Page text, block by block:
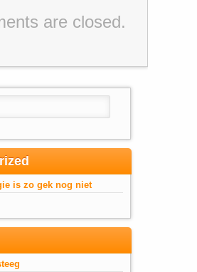
are closed.
is zo gek nog niet